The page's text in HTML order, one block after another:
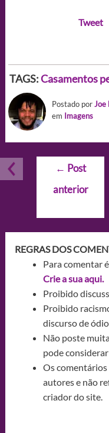
Tweet
TAGS:Casamentos
Postado porJoe
em Imagens
Navegação
Post
← Post
anterior
REGRAS DOS
Para comentar
Crie a sua aqui.
Proibido
Proibido
discurso de ódio.
Não poste
pode considerar
Os comentários
autores e não
criador do site.